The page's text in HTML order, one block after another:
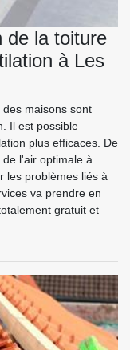
de la toiture
à Les
maisons sont
Il est possible
plus efficaces. De
l'air optimale à
les problèmes liés à
va prendre en
gratuit et